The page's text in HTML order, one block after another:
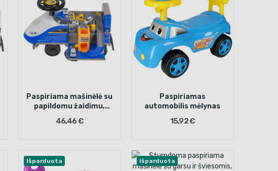
Paspiriama mašinėlė su
papildomu žaidimu,
46,46 €
Paspiriamas
automobilis mėlynas
15,92 €
Išparduota Išparduota